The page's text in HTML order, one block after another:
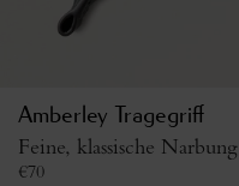
Amberley Tragegriff
Feine, klassische
€70